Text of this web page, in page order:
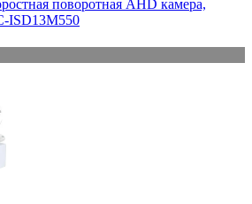
поворотная AHD камера,
ISD13M550